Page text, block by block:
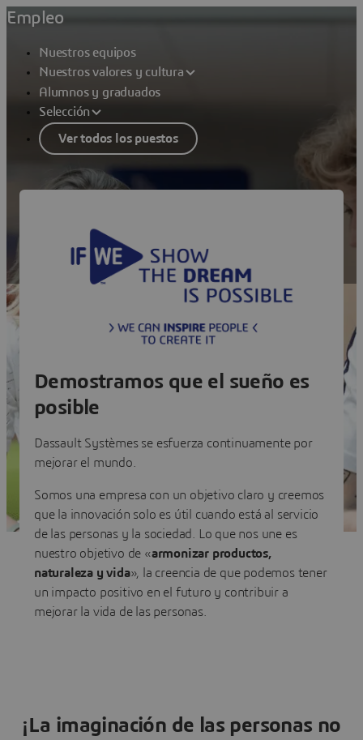
Empleo
Nuestros equipos
Nuestros valores y cultura
Alumnos y graduados
Selección
Ver todos los puestos
Un objetivo claro
Demostramos que el sueño es
posible
Dassault Systèmes se esfuerza continuamente por
mejorar el mundo.
Somos una empresa con un objetivo claro y creemos
que la innovación solo es útil cuando está al servicio
de las personas y la sociedad. Lo que nos une es
nuestro objetivo de «armonizar productos,
naturaleza y vida», la creencia de que podemos tener
un impacto positivo en el futuro y contribuir a
mejorar la vida de las personas.
¡La imaginación de las personas no